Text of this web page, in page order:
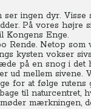
ingen dyr.
På vores højre
Kongens Enge.
Rende. Netop
kysten vokser
på en snog i
ud mellem sivene.
for at følge
til naturcentret,
mærkningen,